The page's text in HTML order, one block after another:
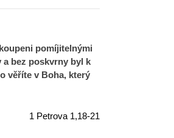
pomíjitelnými
a bez poskvrny byl k
věříte v Boha, který
1 Petrova 1,18-21